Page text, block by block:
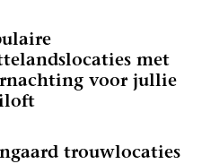
met
voor jullie
trouwlocaties